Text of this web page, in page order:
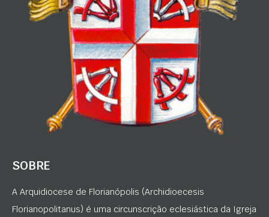
SOBRE
A Arquidiocese de Florianópolis (Archidioecesis
Florianopolitanus) é uma circunscrição eclesiástica da Igreja